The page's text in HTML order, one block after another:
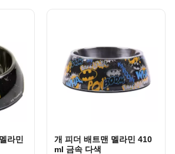
라민
개 피더 배트맨 멜라민 410
ml 금속 다색